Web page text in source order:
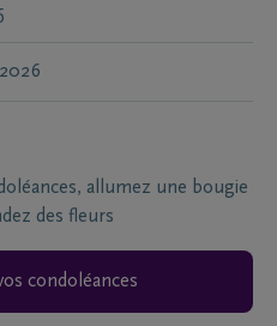
allumez une bougie
des fleurs
condoléances